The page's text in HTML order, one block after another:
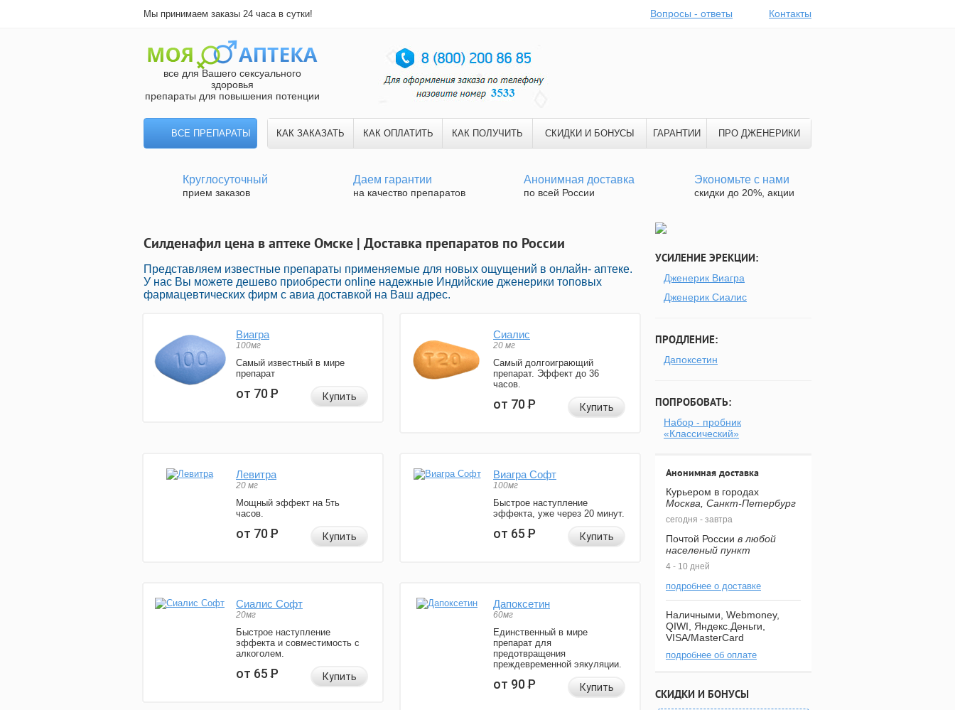
Мы принимаем заказы 24 часа в сутки! Вопросы - ответы Контакты
все для Вашего сексуального
здоровья
препараты для повышения потенции
ВСЕ ПРЕПАРАТЫ КАК ЗАКАЗАТЬ КАК ОПЛАТИТЬ КАК ПОЛУЧИТЬ СКИДКИ И БОНУСЫ ГАРАНТИИ ПРО ДЖЕНЕРИКИ
Круглосуточный
прием заказов
Даем гарантии
на качество препаратов
Анонимная доставка
по всей России
Экономьте с нами
скидки до 20%, акции
Силденафил цена в аптеке Омске | Доставка препаратов по России
Представляем известные препараты применяемые для новых ощущений в онлайн- аптеке.
У нас Вы можете дешево приобрести online надежные Индийские дженерики топовых
фармацевтических фирм с авиа доставкой на Ваш адрес.
Виагра
100мг
Самый известный в мире
препарат
от 70Р Купить
Сиалис
20 мг
Самый долгоиграющий
препарат. Эффект до 36
часов.
от 70Р Купить
Левитра
20 мг
Мощный эффект на 5ть
часов.
от 70Р Купить
Виагра Софт
100мг
Быстрое наступление
эффекта, уже через 20 минут.
от 65Р Купить
Сиалис Софт
20мг
Быстрое наступление
эффекта и совместимость с
алкоголем.
от 65Р Купить
Дапоксетин
60мг
Единственный в мире
препарат для
предотвращения
преждевременной эякуляции.
от 90Р Купить
УСИЛЕНИЕ ЭРЕКЦИИ:
Дженерик Виагра
Дженерик Сиалис
ПРОДЛЕНИЕ:
Дапоксетин
ПОПРОБОВАТЬ:
Набор - пробник
«Классический»
Анонимная доставка
Курьером в городах
Москва, Санкт-Петербург
сегодня - завтра
Почтой России в любой
населеный пункт
4 - 10 дней
подробнее о доставке
Наличными, Webmoney,
QIWI, Яндекс.Деньги,
VISA/MasterCard
подробнее об оплате
СКИДКИ И БОНУСЫ